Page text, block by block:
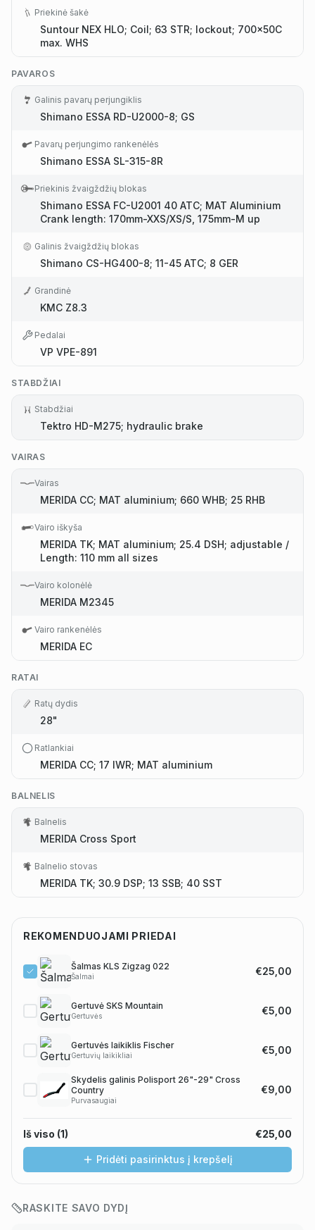
Priekinė šakė
Suntour NEX HLO; Coil; 63 STR; lockout; 700x50C
max. WHS
PAVAROS
Galinis pavarų perjungiklis
Shimano ESSA RD-U2000-8; GS
Pavarų perjungimo rankenėlės
Shimano ESSA SL-315-8R
Priekinis žvaigždžių blokas
Shimano ESSA FC-U2001 40 ATC; MAT Aluminium
Crank length: 170mm-XXS/XS/S, 175mm-M up
Galinis žvaigždžių blokas
Shimano CS-HG400-8; 11-45 ATC; 8 GER
Grandinė
KMC Z8.3
Pedalai
VP VPE-891
STABDŽIAI
Stabdžiai
Tektro HD-M275; hydraulic brake
VAIRAS
Vairas
MERIDA CC; MAT aluminium; 660 WHB; 25 RHB
Vairo iškyša
MERIDA TK; MAT aluminium; 25.4 DSH; adjustable /
Length: 110 mm all sizes
Vairo kolonėlė
MERIDA M2345
Vairo rankenėlės
MERIDA EC
RATAI
Ratų dydis
28"
Ratlankiai
MERIDA CC; 17 IWR; MAT aluminium
BALNELIS
Balnelis
MERIDA Cross Sport
Balnelio stovas
MERIDA TK; 30.9 DSP; 13 SSB; 40 SST
REKOMENDUOJAMI PRIEDAI
Šalmas KLS Zigzag 022
Šalmai €25,00
Gertuvė SKS Mountain
Gertuvės €5,00
Gertuvės laikiklis Fischer
Gertuvių laikikliai €5,00
Skydelis galinis Polisport 26"-29" Cross
Country
Purvasaugiai
€9,00
Iš viso (1) €25,00
Pridėti pasirinktus į krepšelį
RASKITE SAVO DYDĮ